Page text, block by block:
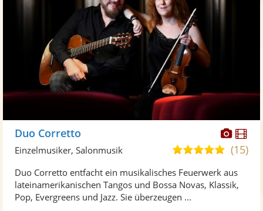
Fotos
Duo Corretto
5,0
5
Sternen
(15)
Einzelmusiker, Salonmusik
Duo Corretto entfacht ein musikalisches Feuerwerk aus
lateinamerikanischen Tangos und Bossa Novas, Klassik,
Pop, Evergreens und Jazz. Sie überzeugen ...